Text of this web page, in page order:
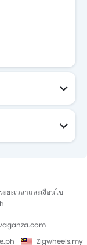
ระยะเวลาและเงื่อนไข
Zigwheels.my